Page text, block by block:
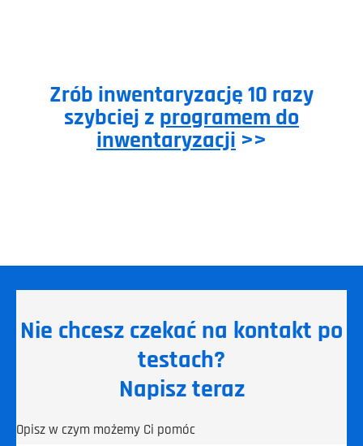
Zrób inwentaryzację 10 razy
szybciej z programem do
inwentaryzacji >>
Nie chcesz czekać na kontakt po
testach?
Napisz teraz
Opisz w czym możemy Ci pomóc